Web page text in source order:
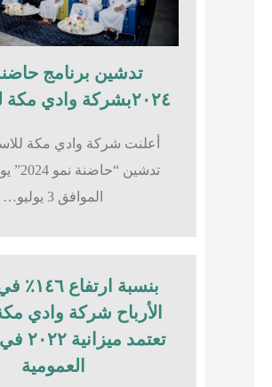
تدشين برنامج
٢٠٢٤بشركة وادي مكة للاستثمار
أعلنت شركة وادي مكة
تدشين
الموافق 3 يوليو…
بنسبة
الأرباح شركة وادي
تعتمد
العمومية